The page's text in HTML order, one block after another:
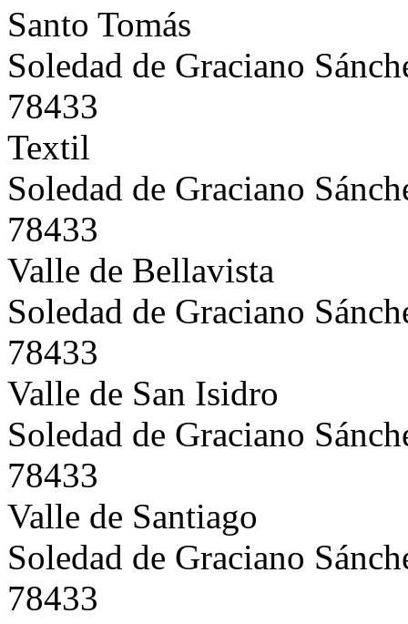
Santo Tomás
Soledad de Graciano
78433
Textil
Soledad de Graciano
78433
Valle de Bellavista
Soledad de Graciano
78433
Valle de San Isidro
Soledad de Graciano
78433
Valle de Santiago
Soledad de Graciano
78433